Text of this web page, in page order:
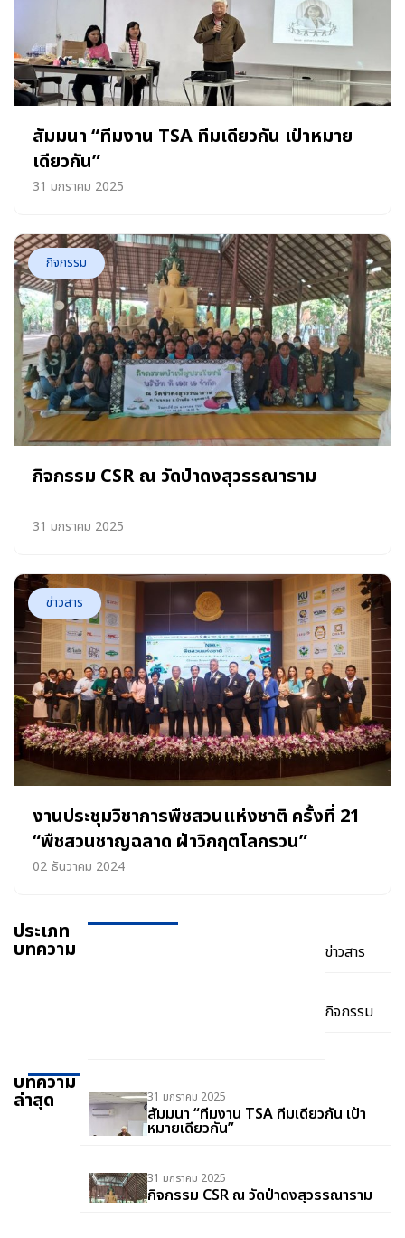
สัมมนา “ทีมงาน TSA ทีมเดียวกัน เป้าหมาย
เดียวกัน”
31 มกราคม 2025
กิจกรรม
กิจกรรม CSR ณ วัดป่าดงสุวรรณาราม
31 มกราคม 2025
ข่าวสาร
งานประชุมวิชาการพืชสวนแห่งชาติ ครั้งที่ 21
“พืชสวนชาญฉลาด ฝ่าวิกฤตโลกรวน”
02 ธันวาคม 2024
ประเภท
บทความ ข่าวสาร
กิจกรรม
บทความ
ล่าสุด 31 มกราคม 2025
สัมมนา “ทีมงาน TSA ทีมเดียวกัน เป้า
หมายเดียวกัน”
31 มกราคม 2025
กิจกรรม CSR ณ วัดป่าดงสุวรรณาราม